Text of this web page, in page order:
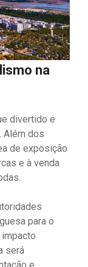
na
divertido e
Além dos
de exposição
e à venda
para o
será